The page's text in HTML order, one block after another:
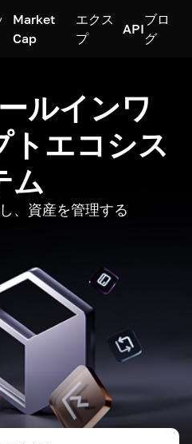
Market
Cap
エクス
プ
API
ブロ
グ
ルインワ
トエコシス
ム
、資産を管理する